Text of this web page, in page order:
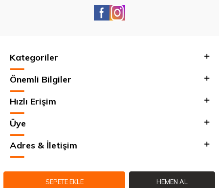
SEPETE EKLE HEMEN AL
Kategoriler
Önemli Bilgiler
Hızlı Erişim
Üye
Adres & İletişim
T-SoftE-Ticaret Sistemleriyle Hazırlanmıştır.